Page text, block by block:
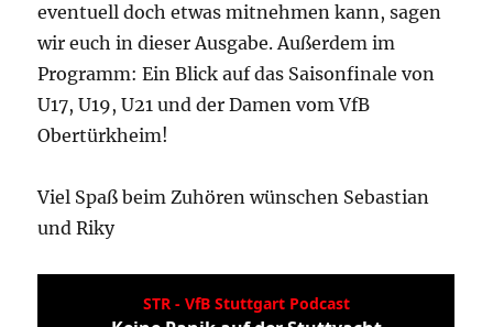
eventuell doch etwas mitnehmen kann, sagen
wir euch in dieser Ausgabe. Außerdem im
Programm: Ein Blick auf das Saisonfinale von
U17, U19, U21 und der Damen vom VfB
Obertürkheim!
Viel Spaß beim Zuhören wünschen Sebastian
und Riky